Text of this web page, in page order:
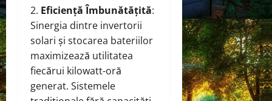
Eficiență Îmbunătățită:
Sinergia dintre invertorii
solari și stocarea bateriilor
maximizează utilitatea
fiecărui kilowatt-oră
generat. Sistemele